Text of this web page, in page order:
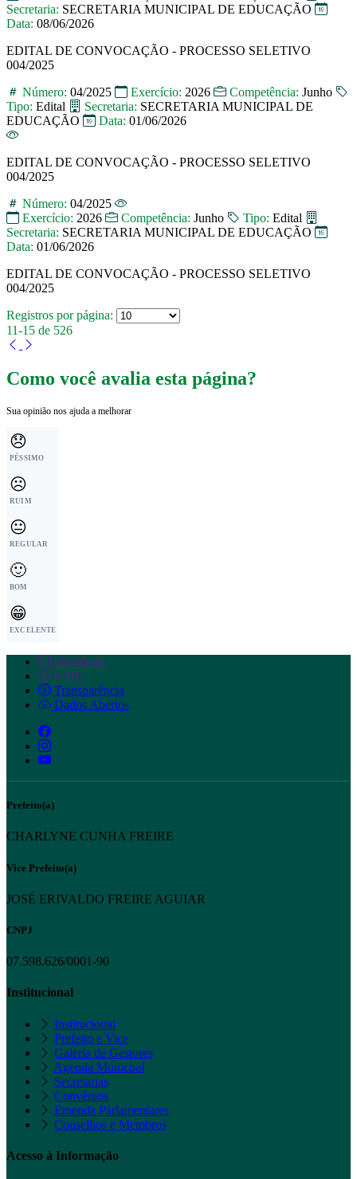
Secretaria: SECRETARIA MUNICIPAL DE EDUCAÇÃO
Data: 08/06/2026
EDITAL DE CONVOCAÇÃO - PROCESSO SELETIVO
004/2025
Número: 04/2025 Exercício: 2026 Competência: Junho
Tipo: Edital Secretaria: SECRETARIA MUNICIPAL DE
EDUCAÇÃO
Data: 01/06/2026
EDITAL DE CONVOCAÇÃO - PROCESSO SELETIVO
004/2025
Número: 04/2025
Exercício: 2026 Competência: Junho Tipo: Edital
Secretaria: SECRETARIA MUNICIPAL DE EDUCAÇÃO
Data: 01/06/2026
EDITAL DE CONVOCAÇÃO - PROCESSO SELETIVO
004/2025
Registros por página:
11-15 de 526
Como você avalia esta página?
Sua opinião nos ajuda a melhorar
😞
PÉSSIMO
☹️
RUIM
😐
REGULAR
🙂
BOM
😁
EXCELENTE
Ouvidoria
e-SIC
Transparência
Dados Abertos
Prefeito(a)
CHARLYNE CUNHA FREIRE
Vice Prefeito(a)
JOSÉ ERIVALDO FREIRE AGUIAR
CNPJ
07.598.626/0001-90
Institucional
Institucional
Prefeito e Vice
Galeria de Gestores
Agenda Municpal
Secretarias
Convênios
Emenda Parlamentares
Conselhos e Membros
Acesso à Informação